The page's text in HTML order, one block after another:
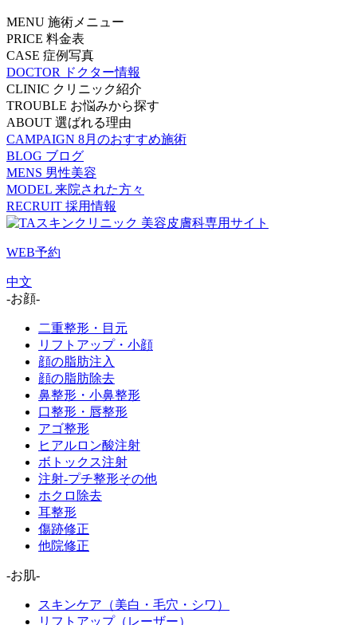
MENU 施術メニュー
PRICE 料金表
CASE 症例写真
DOCTOR
ドクター情報
CLINIC クリニック紹介
TROUBLE お悩みから探す
ABOUT 選ばれる理由
CAMPAIGN 8月のおすすめ施術
BLOG ブログ
MENS 男性美容
MODEL 来院された方々
RECRUIT 採用情報
WEB予約
中文
-お顔-
二重整形・目元
リフトアップ・小顔
顔の脂肪注入
顔の脂肪除去
鼻整形・小鼻整形
口整形・唇整形
アゴ整形
ヒアルロン酸注射
ボトックス注射
注射-プチ整形その他
ホクロ除去
耳整形
傷跡修正
他院修正
-お肌-
スキンケア（美白・毛穴・シワ）
リフトアップ（レーザー）